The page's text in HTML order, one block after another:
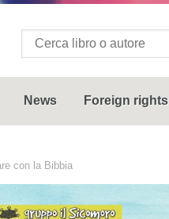
News Foreign rights
con la Bibbia